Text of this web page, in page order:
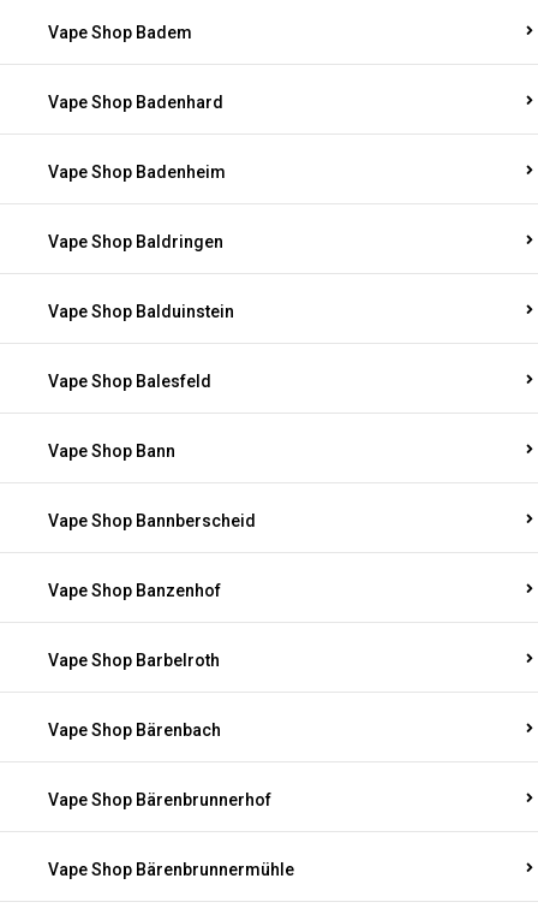
Vape Shop Badem
Vape Shop Badenhard
Vape Shop Badenheim
Vape Shop Baldringen
Vape Shop Balduinstein
Vape Shop Balesfeld
Vape Shop Bann
Vape Shop Bannberscheid
Vape Shop Banzenhof
Vape Shop Barbelroth
Vape Shop Bärenbach
Vape Shop Bärenbrunnerhof
Vape Shop Bärenbrunnermühle